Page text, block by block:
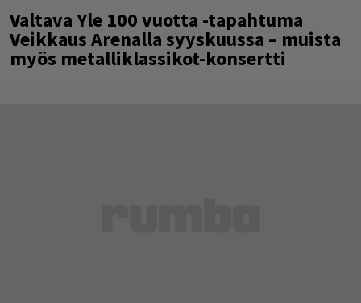
Valtava Yle 100 vuotta -tapahtuma
Veikkaus Arenalla syyskuussa – muista
myös metalliklassikot-konsertti